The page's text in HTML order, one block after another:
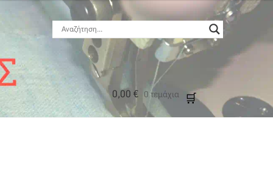
0,00 € 0 τεμάχια